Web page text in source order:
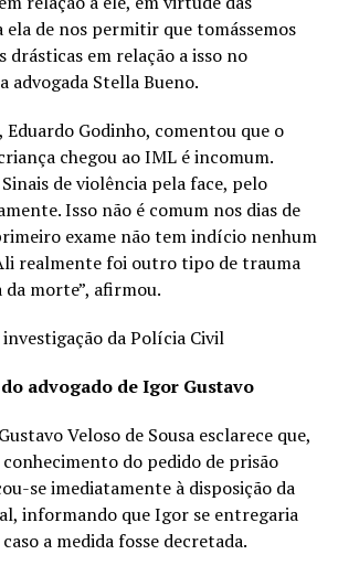
ela de nos permitir que tomássemos
drásticas em relação a isso no
advogada Stella Bueno.
Godinho, comentou que o
chegou ao IML é incomum.
de violência pela face, pelo
Isso não é comum nos dias de
exame não tem indício nenhum
realmente foi outro tipo de trauma
da morte”, afirmou.
investigação da Polícia Civil
advogado de Igor Gustavo
Veloso de Sousa esclarece que,
do pedido de prisão
se imediatamente à disposição da
informando que Igor se entregaria
a medida fosse decretada.